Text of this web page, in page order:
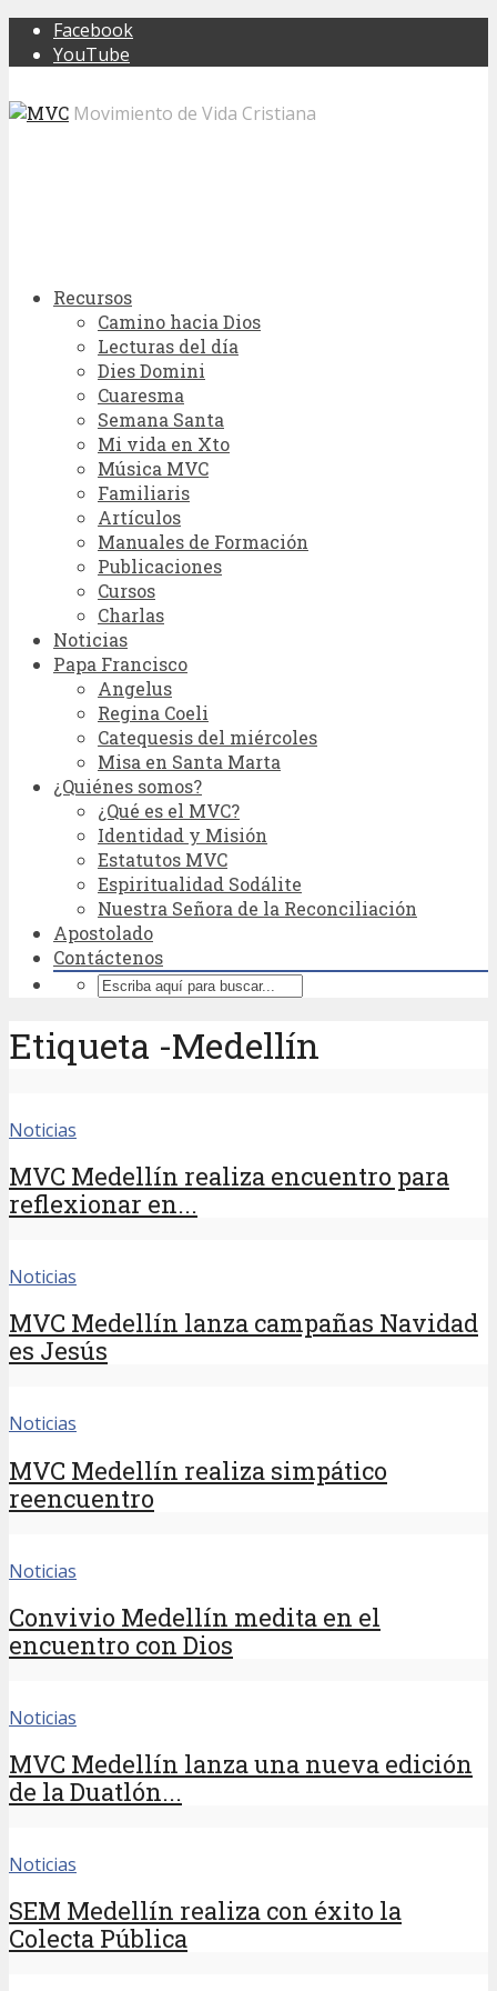
Facebook
YouTube
Movimiento de Vida Cristiana
Recursos
Camino hacia Dios
Lecturas del día
Dies Domini
Cuaresma
Semana Santa
Mi vida en Xto
Música MVC
Familiaris
Artículos
Manuales de Formación
Publicaciones
Cursos
Charlas
Noticias
Papa Francisco
Angelus
Regina Coeli
Catequesis del miércoles
Misa en Santa Marta
¿Quiénes somos?
¿Qué es el MVC?
Identidad y Misión
Estatutos MVC
Espiritualidad Sodálite
Nuestra Señora de la Reconciliación
Apostolado
Contáctenos
Etiqueta -Medellín
Noticias
MVC Medellín realiza encuentro para
reflexionar en...
Noticias
MVC Medellín lanza campañas Navidad
es Jesús
Noticias
MVC Medellín realiza simpático
reencuentro
Noticias
Convivio Medellín medita en el
encuentro con Dios
Noticias
MVC Medellín lanza una nueva edición
de la Duatlón...
Noticias
SEM Medellín realiza con éxito la
Colecta Pública